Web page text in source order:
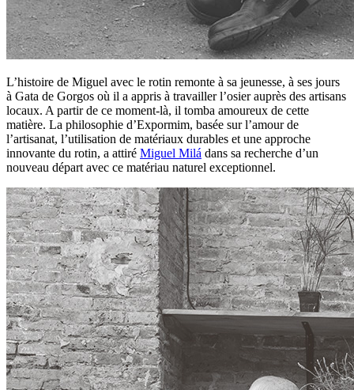
L’histoire de Miguel avec le rotin remonte à sa jeunesse, à ses jours
à Gata de Gorgos où il a appris à travailler l’osier auprès des artisans
locaux. A partir de ce moment-là, il tomba amoureux de cette
matière. La philosophie d’Expormim, basée sur l’amour de
l’artisanat, l’utilisation de matériaux durables et une approche
innovante du rotin, a attiré Miguel Milá dans sa recherche d’un
nouveau départ avec ce matériau naturel exceptionnel.